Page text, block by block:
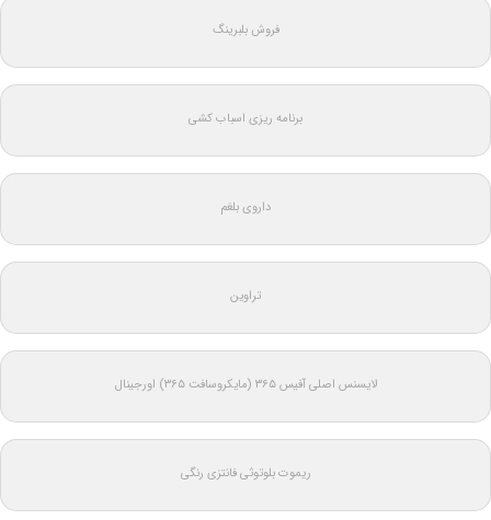
فروش بلبرینگ
برنامه ریزی اسباب کشی
داروی بلغم
تراوین
لایسنس اصلی آفیس ۳۶۵ (مایکروسافت ۳۶۵) اورجینال
ریموت بلوتوثی فانتزی رنگی